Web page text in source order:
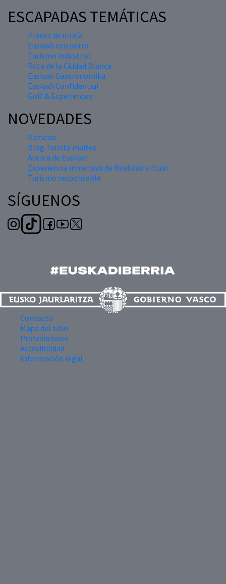
ESCAPADAS TEMÁTICAS
Planes de un día
Euskadi con perro
Turismo industrial
Ruta de la Ciudad Blanca
Euskadi Gastronomika
Euskadi Confidential
Golf & Experiences
NOVEDADES
Noticias
Blog Turista maitea
Acerca de Euskadi
Experiencia inmersiva de Realidad virtual
Turismo responsable
SÍGUENOS
Contacto
Mapa del sitio
Profesionales
Accesibilidad
Información legal